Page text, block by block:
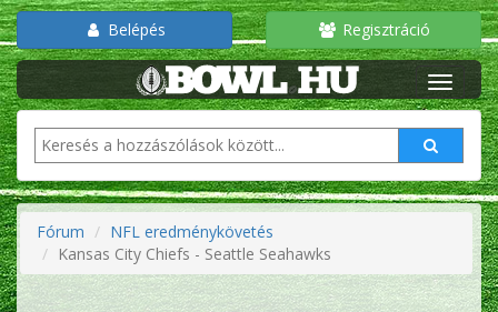
Belépés Regisztráció
Fórum
NFL eredménykövetés
Kansas City Chiefs - Seattle Seahawks